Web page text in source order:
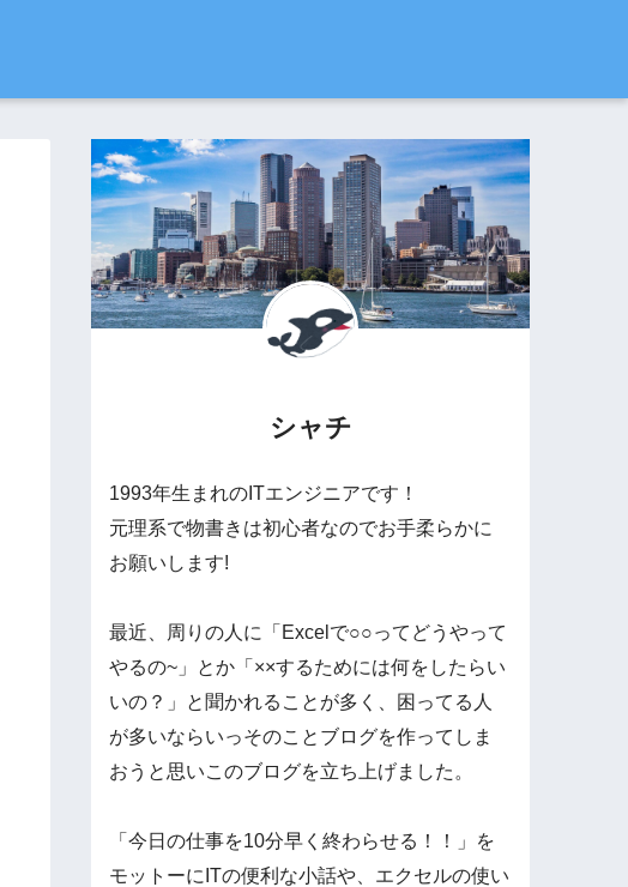
シャチ
1993年生まれのITエンジニアです！
元理系で物書きは初心者なのでお手柔らかに
お願いします!
最近、周りの人に「Excelで○○ってどうやって
やるの~」とか「××するためには何をしたらい
いの？」と聞かれることが多く、困ってる人
が多いならいっそのことブログを作ってしま
おうと思いこのブログを立ち上げました。
「今日の仕事を10分早く終わらせる！！」を
モットーにITの便利な小話や、エクセルの使い